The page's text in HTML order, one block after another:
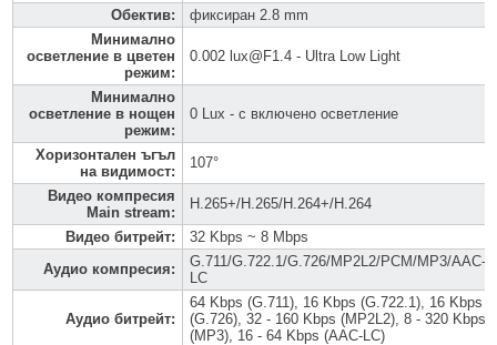
Обектив:
фиксиран 2.8 mm
Минимално
осветление в цветен
режим:
0.002 lux@F1.4 - Ultra Low Light
Минимално
осветление в нощен
режим:
0 Lux - с включено осветление
Хоризонтален ъгъл
на видимост:
107°
Видео компресия
Main stream:
H.265+/H.265/H.264+/H.264
Видео битрейт:
32 Kbps ~ 8 Mbps
Аудио компресия:
G.711/G.722.1/G.726/MP2L2/PCM/MP3/AAC-
LC
Аудио битрейт:
64 Kbps (G.711), 16 Kbps (G.722.1), 16 Kbps
(G.726), 32 - 160 Kbps (MP2L2), 8 - 320 Kbps
(MP3), 16 - 64 Kbps (AAC-LC)